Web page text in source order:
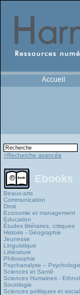
Accueil
>Recherche avancée
Ebooks
Beaux-arts
Communication
Droit
Economie et management
Education
Études littéraires, critiques
Histoire - Géographie
Jeunesse
Linguistique
Littérature
Philosophie
Psychanalyse – Psychologie
Sciences et Santé
Sciences Humaines -
Sociologie
Sciences politiques et